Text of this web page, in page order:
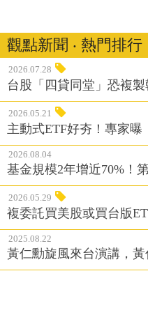
觀點新聞 ‧ 熱門排行
2026.07.28
台股「四貸同堂」恐複
2026.05.21
主動式ETF好夯！專家
2026.08.04
基金規模2年增近70%！
2026.05.29
複委託買美股或買台版
2025.08.22
黃仁勳旋風來台演講，